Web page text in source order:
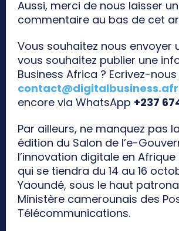
Aussi, merci de nous laisser
commentaire au bas de cet
Vous souhaitez nous envoyer
vous souhaitez publier une
Business Africa ? Ecrivez-
encore via WhatsApp +237
Par ailleurs, ne manquez pas
édition du Salon de l’e-
l’innovation digitale en Afrique
qui se tiendra du 14 au 16
Yaoundé, sous le haut
Ministère camerounais des
Télécommunications.